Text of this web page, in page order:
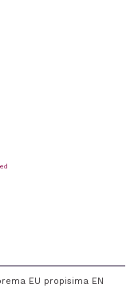
EU propisima EN